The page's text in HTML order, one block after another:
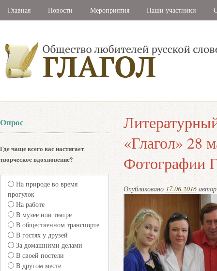
Главная Новости Мероприятия Наши участники
«Глагол» 28
Фотографии
Опубликовано 17.06.2016
Опрос
Где чаще всего вас настигает
творческое вдохновение?
На природе во время
прогулок
На работе
В музее или театре
В общественном транспорте
В гостях у друзей
За домашними делами
В своей постели
В другом месте